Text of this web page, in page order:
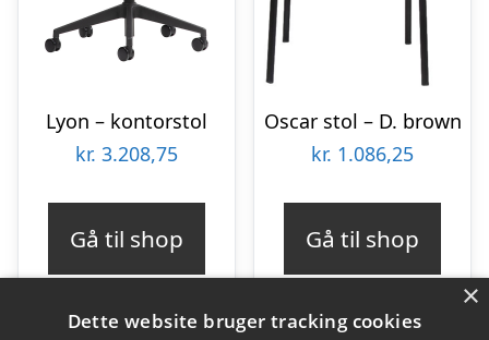
Lyon – kontorstol
kr. 3.208,75
Gå til shop
Oscar stol – D. brown
kr. 1.086,25
Gå til shop
×
Dette website bruger tracking cookies